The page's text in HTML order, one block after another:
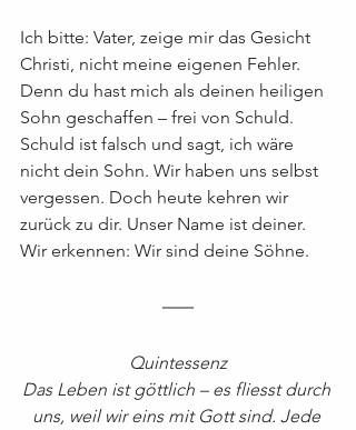
Ich bitte: Vater, zeige mir das Gesicht
Christi, nicht meine eigenen Fehler.
Denn du hast mich als deinen heiligen
Sohn geschaffen – frei von Schuld.
Schuld ist falsch und sagt, ich wäre
nicht dein Sohn. Wir haben uns selbst
vergessen. Doch heute kehren wir
zurück zu dir. Unser Name ist deiner.
Wir erkennen: Wir sind deine Söhne.
Quintessenz
Das Leben ist göttlich – es fliesst durch
uns, weil wir eins mit Gott sind. Jede